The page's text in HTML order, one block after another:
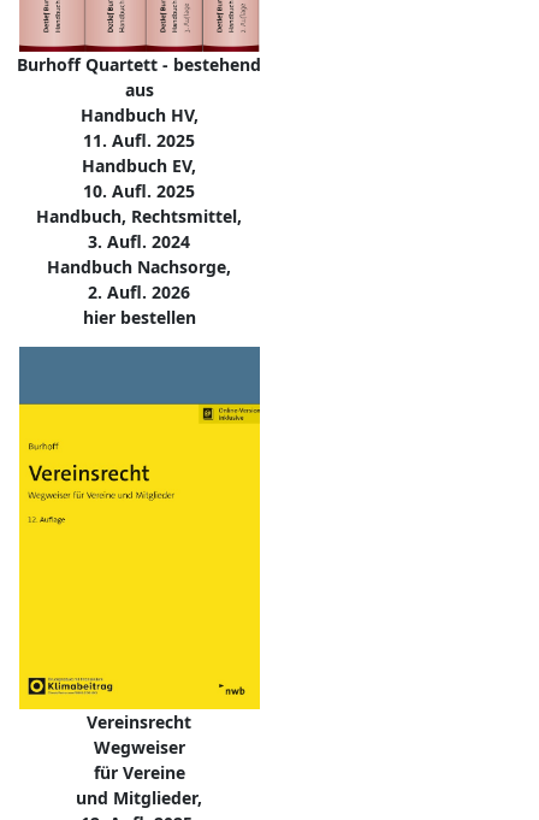
Burhoff Quartett - bestehend
aus
Handbuch HV,
11. Aufl. 2025
Handbuch EV,
10. Aufl. 2025
Handbuch, Rechtsmittel,
3. Aufl. 2024
Handbuch Nachsorge,
2. Aufl. 2026
hier bestellen
Vereinsrecht
Wegweiser
für Vereine
und Mitglieder,